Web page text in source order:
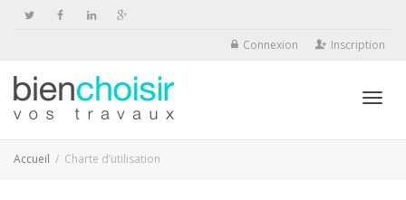
Connexion Inscription
Accueil Charte d’utilisation